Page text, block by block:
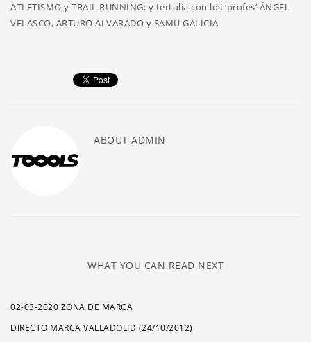
ATLETISMO y TRAIL RUNNING; y tertulia con los ‘profes’ ÁNGEL
VELASCO, ARTURO ALVARADO y SAMU GALICIA
ABOUT ADMIN
WHAT YOU CAN READ NEXT
02-03-2020 ZONA DE MARCA
DIRECTO MARCA VALLADOLID (24/10/2012)